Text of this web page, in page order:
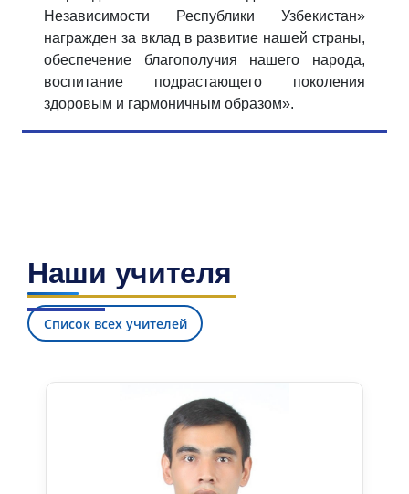
Независимости Республики Узбекистан»
награжден за вклад в развитие нашей страны,
обеспечение благополучия нашего народа,
воспитание подрастающего поколения
здоровым и гармоничным образом».
Наши учителя
Список всех учителей